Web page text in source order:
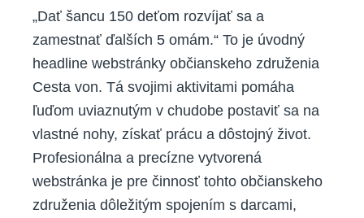
vytvoril
kvalitný
web
pre
občianske
združenie
„Dať šancu 150 deťom rozvíjať sa a
zamestnať ďalších 5 omám.“ To je úvodný
headline webstránky občianskeho združenia
Cesta von. Tá svojimi aktivitami pomáha
ľuďom uviaznutým v chudobe postaviť sa na
vlastné nohy, získať prácu a dôstojný život.
Profesionálna a precízne vytvorená
webstránka je pre činnosť tohto občianskeho
združenia dôležitým spojením s darcami,